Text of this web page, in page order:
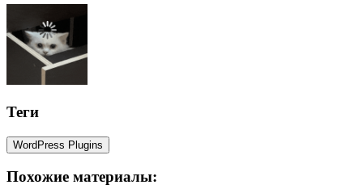
Теги
WordPress Plugins
Похожие материалы: